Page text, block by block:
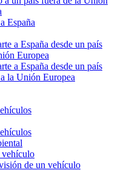
España
a España desde un país
Europea
a España desde un país
la Unión Europea
de un vehículo